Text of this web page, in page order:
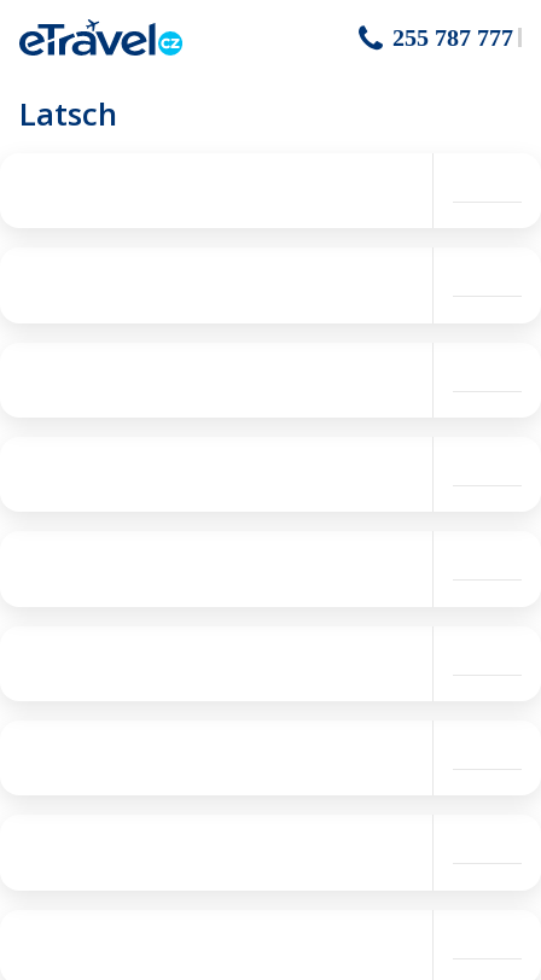
255 787 777
Latsch